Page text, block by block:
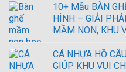
10+ Mẫu BÀN
HÌNH – GIẢI
MẦM NON, KHU
CÁ NHỰA HỒ
GIÚP KHU VUI